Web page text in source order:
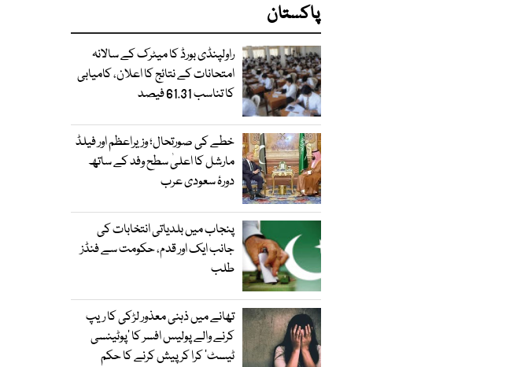
پاکستان
راولپنڈی بورڈ کا میٹرک کے سالانہ
امتحانات کے نتائج کا اعلان، کامیابی
کا تناسب 61.31 فیصد
خطے کی صورتحال؛ وزیراعظم اور فیلڈ
مارشل کا اعلیٰ سطح وفد کے ساتھ
دورۂ سعودی عرب
پنجاب میں بلدیاتی انتخابات کی
جانب ایک اور قدم، حکومت سے فنڈز
طلب
تھانے میں ذہنی معذور لڑکی کا ریپ
کرنے والے پولیس افسر کا ’پوٹینسی
ٹیسٹ‘ کرا کر پیش کرنے کا حکم